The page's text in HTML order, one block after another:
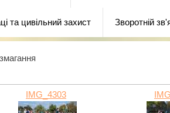
та цивільний захист Зворотній
IMG_4303